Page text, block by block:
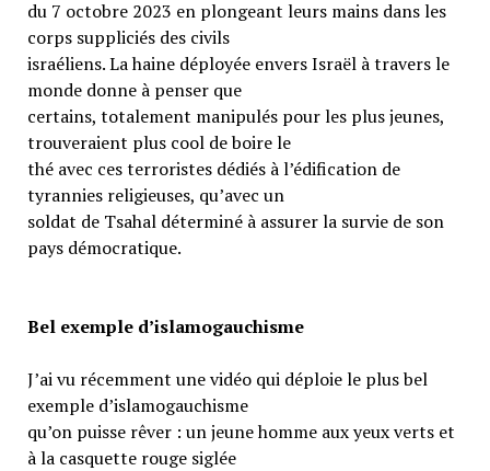
du 7 octobre 2023 en plongeant leurs mains dans les
corps suppliciés des civils
israéliens. La haine déployée envers Israël à travers le
monde donne à penser que
certains, totalement manipulés pour les plus jeunes,
trouveraient plus cool de boire le
thé avec ces terroristes dédiés à l’édification de
tyrannies religieuses, qu’avec un
soldat de Tsahal déterminé à assurer la survie de son
pays démocratique.
Bel exemple d’islamogauchisme
J’ai vu récemment une vidéo qui déploie le plus bel
exemple d’islamogauchisme
qu’on puisse rêver : un jeune homme aux yeux verts et
à la casquette rouge siglée